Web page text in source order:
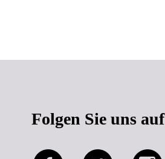
Folgen Sie uns auf